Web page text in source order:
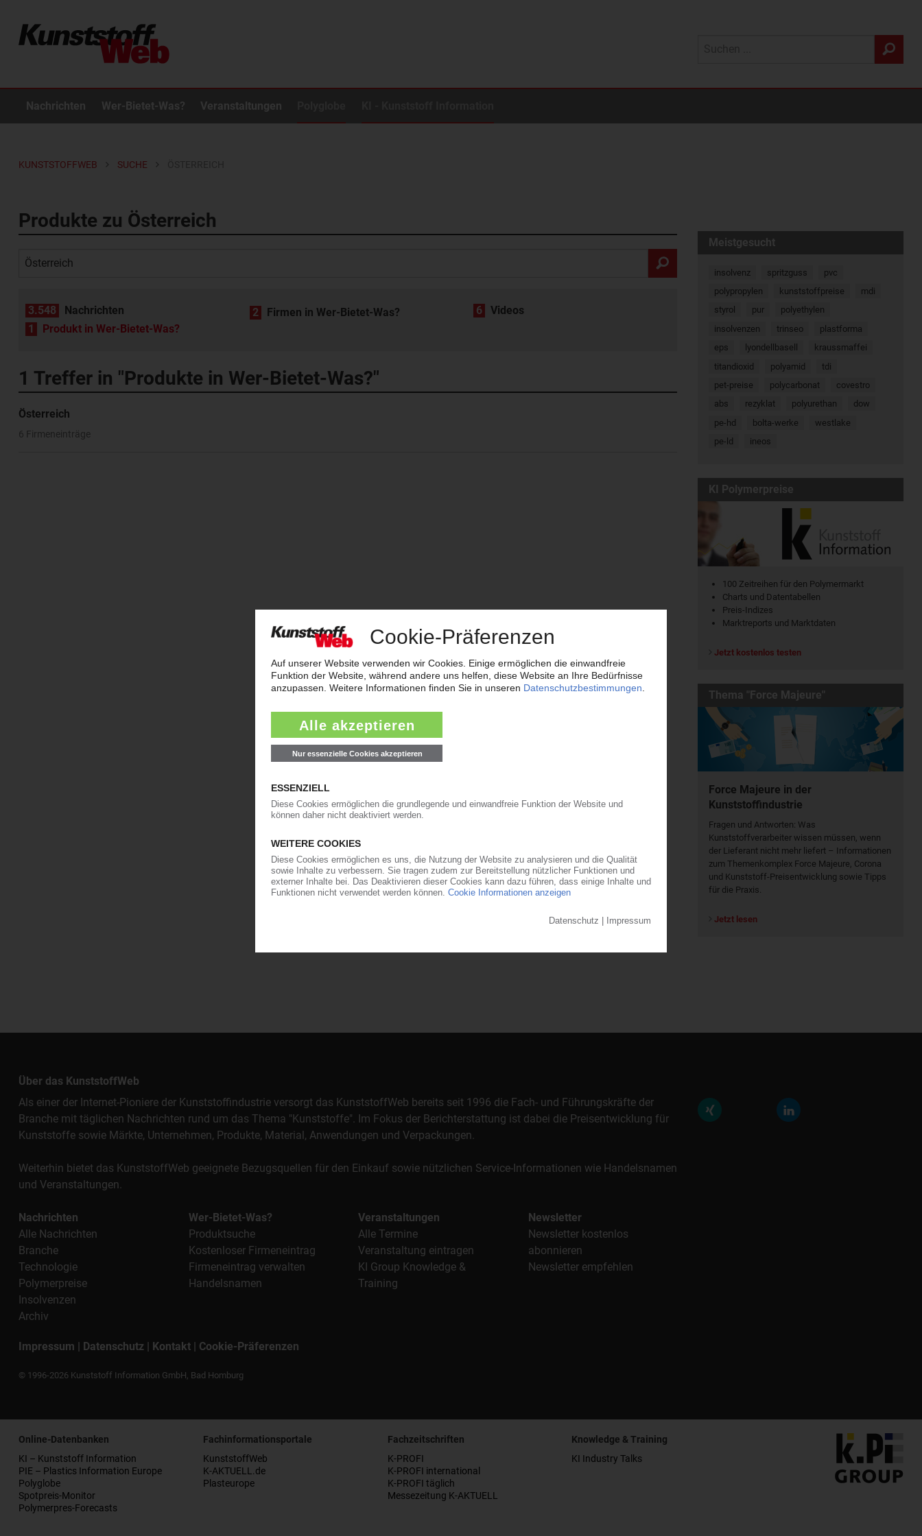
Nachrichten Wer-Bietet-Was? Veranstaltungen
KUNSTSTOFFWEB SUCHE
Produkte zu Österreich
3.548
Nachrichten
1
Produkt in Wer-Bietet-Was?
2 Firmen in Wer-Bietet-Was? 6 Videos
1 Treffer in "Produkte in Wer-Bietet-Was?"
Österreich
6 Firmeneinträge
Meistgesucht
insolvenz spritzguss
pvc
polypropylen
kunststoffpreise
mdi
styrol
pur
polyethylen
insolvenzen
trinseo
plastforma
eps
lyondellbasell
kraussmaffei
titandioxid
polyamid
tdi
pet-preise
polycarbonat
covestro
abs
rezyklat polyurethan
dow
pe-hd
bolta-werke
westlake
pe-ld
ineos
KI Polymerpreise
100 Zeitreihen für den Polymermarkt
Charts und Datentabellen
Preis-Indizes
Marktreports und Marktdaten
Jetzt kostenlos testen
Thema "Force Majeure"
Force Majeure in der
Kunststoffindustrie
Fragen und Antworten: Was
Kunst­stoff­verarbeiter wissen müssen, wenn
der Lieferant nicht mehr liefert – Informationen
zum Themenkomplex Force Majeure, Corona
und Kunststoff-Preisentwicklung sowie Tipps
für die Praxis.
Jetzt lesen
Über das KunststoffWeb
Als einer der Internet-Pioniere der Kunststoffindustrie versorgt das KunststoffWeb bereits seit 1996 die Fach- und Führungskräfte der
Branche mit täglichen Nachrichten rund um das Thema "Kunststoffe". Im Fokus der Berichterstattung ist dabei die Preisentwicklung für
Kunststoffe sowie Märkte, Unternehmen, Produkte, Material, Anwendungen und Verpackungen.
Weiterhin bietet das KunststoffWeb geeignete Bezugsquellen für den Einkauf sowie nützlichen Service-Informationen wie Handelsnamen
und Veranstaltungen.
Nachrichten
Alle Nachrichten
Branche
Technologie
Polymerpreise
Insolvenzen
Archiv
Wer-Bietet-Was?
Produktsuche
Kostenloser Firmeneintrag
Firmeneintrag verwalten
Handelsnamen
Veranstaltungen
Alle Termine
Veranstaltung eintragen
KI Group Knowledge &
Training
Newsletter
Newsletter kostenlos
abonnieren
Newsletter empfehlen
Impressum | Datenschutz | Kontakt | Cookie-Präferenzen
© 1996-2026 Kunststoff Information GmbH, Bad Homburg
Online-Datenbanken
KI – Kunststoff Information
PIE – Plastics Information Europe
Polyglobe
Spotpreis-Monitor
Polymerpres-Forecasts
Fachinformationsportale
KunststoffWeb
K-AKTUELL.de
Plasteurope
Fachzeitschriften
K-PROFI
K-PROFI international
K-PROFI täglich
Messezeitung K-AKTUELL
Knowledge & Training
KI Industry Talks